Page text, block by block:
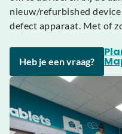
nieuw/refurbished
defect apparaat. Met of
Heb je een vraag?